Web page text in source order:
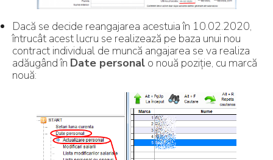
Dacă se decide reangajarea acestuia în 10.02.2020,
întrucât acest lucru se realizează pe baza unui nou
contract individual de muncă angajarea se va realiza
adăugând în Date personal o nouă poziție, cu marcă
nouă: